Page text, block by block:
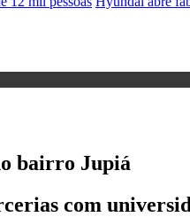
bairro Jupiá
com